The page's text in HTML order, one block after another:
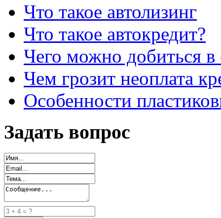
Что такое автолизинг
Что такое автокредит?
Чего можно добиться в
Чем грозит неоплата
Особенности
Задать вопрос